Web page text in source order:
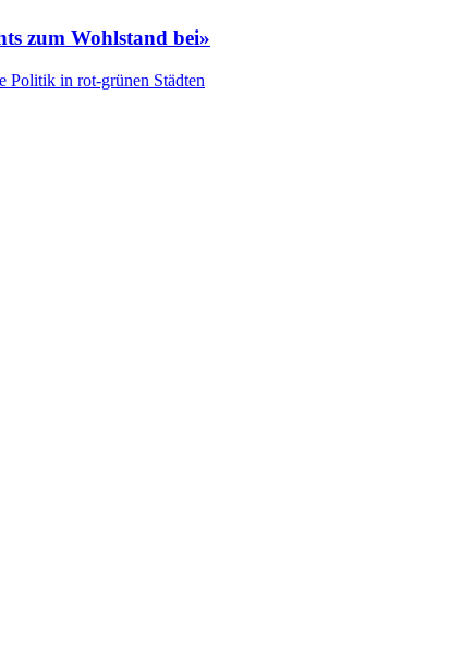
zum Wohlstand bei»
Politik in rot-grünen Städten